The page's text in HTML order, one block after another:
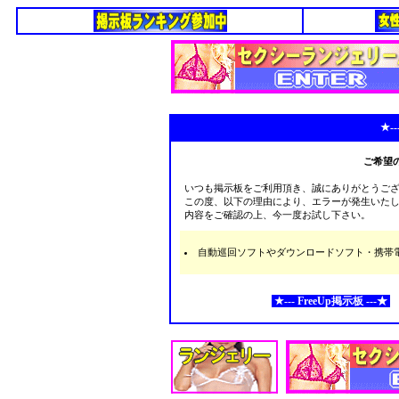
ご希望
いつも掲示板をご利用頂き、誠にありがとうご
この度、以下の理由により、エラーが発生いた
内容をご確認の上、今一度お試し下さい。
自動巡回ソフトやダウンロードソフト・携
★--- FreeUp掲示板 ---★